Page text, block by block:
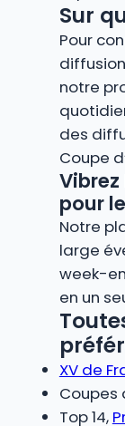
Sur
Pour
notre
des
Coupe
pour
Notre
large
week-
en un
XV de
Coupes
Top 14,